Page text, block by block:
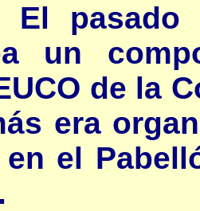
El
un
de la
era
el